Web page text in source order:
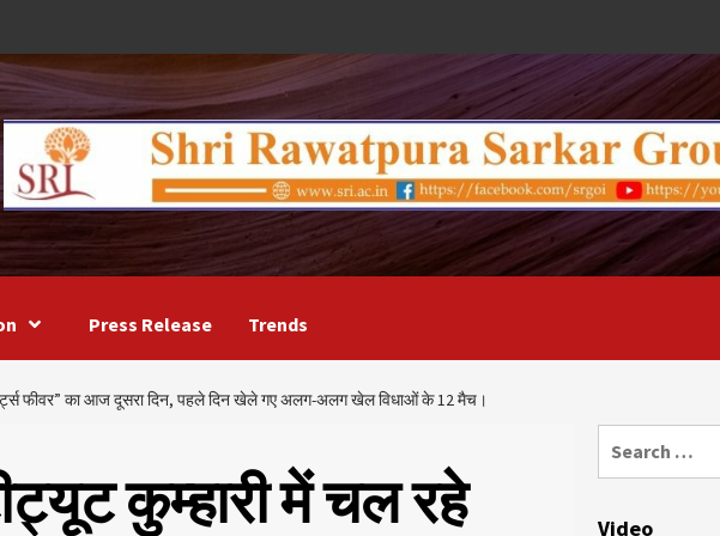
Press Release Trends
फीवर” का आज दूसरा दिन, पहले दिन खेले गए अलग-अलग खेल विधाओं के 12 मैच।
कुम्हारी में चल रहे
for:
Video